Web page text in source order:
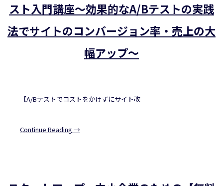
スト入門講座～効果的なA/Bテストの実践
法でサイトのコンバージョン率・売上の大
幅アップ～
【A/Bテストでコストをかけずにサイト改
Continue Reading →